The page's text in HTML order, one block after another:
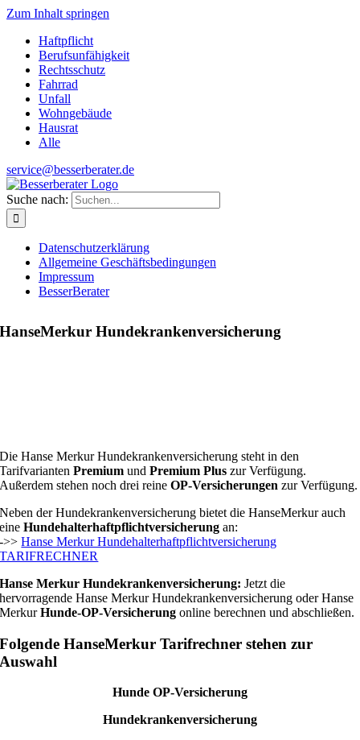
Zum Inhalt springen
Haftpflicht
Berufsunfähigkeit
Rechtsschutz
Fahrrad
Unfall
Wohngebäude
Hausrat
Alle
service@besserberater.de
Suche nach:
Datenschutzerklärung
Allgemeine Geschäftsbedingungen
Impressum
BesserBerater
HanseMerkur Hundekrankenversicherung
Die Hanse Merkur Hundekrankenversicherung steht in den
TarifvariantenPremium undPremium Plus zur Verfügung.
Außerdem stehen noch drei reineOP-Versicherungen zur Verfügung.
Neben der Hundekrankenversicherung bietet die HanseMerkur auch
eineHundehalterhaftpflichtversicherung an:
->>Hanse Merkur Hundehalterhaftpflichtversicherung
TARIFRECHNER
Hanse Merkur Hundekrankenversicherung: Jetzt die
hervorragende Hanse Merkur Hundekrankenversicherung oder Hanse
MerkurHunde-OP-Versicherung online berechnen und abschließen.
Folgende HanseMerkur Tarifrechner stehen zur
Auswahl
Hunde OP-Versicherung
Hundekrankenversicherung